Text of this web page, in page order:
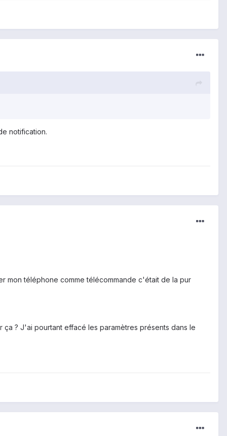
notification.
mon téléphone comme télécommande c'était de la pur
? J'ai pourtant effacé les paramètres présents dans le